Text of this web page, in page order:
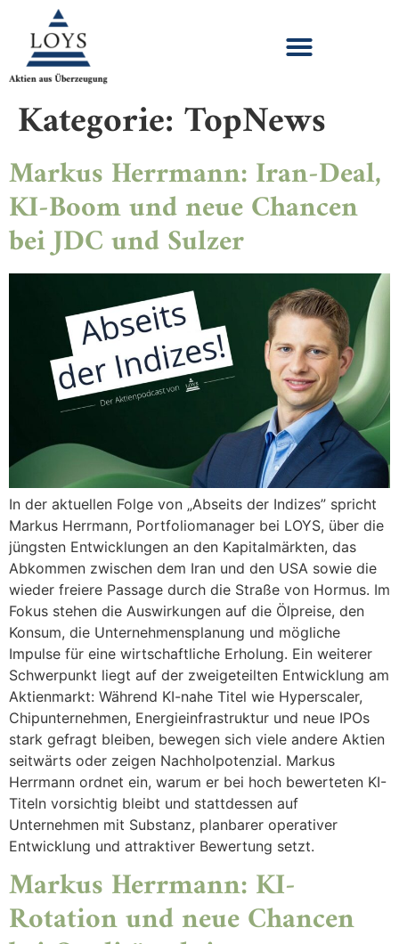
Kategorie: TopNews
Markus Herrmann: Iran-Deal,
KI-Boom und neue Chancen
bei JDC und Sulzer
In der aktuellen Folge von „Abseits der Indizes” spricht
Markus Herrmann, Portfoliomanager bei LOYS, über die
jüngsten Entwicklungen an den Kapitalmärkten, das
Abkommen zwischen dem Iran und den USA sowie die
wieder freiere Passage durch die Straße von Hormus. Im
Fokus stehen die Auswirkungen auf die Ölpreise, den
Konsum, die Unternehmensplanung und mögliche
Impulse für eine wirtschaftliche Erholung. Ein weiterer
Schwerpunkt liegt auf der zweigeteilten Entwicklung am
Aktienmarkt: Während KI-nahe Titel wie Hyperscaler,
Chipunternehmen, Energieinfrastruktur und neue IPOs
stark gefragt bleiben, bewegen sich viele andere Aktien
seitwärts oder zeigen Nachholpotenzial. Markus
Herrmann ordnet ein, warum er bei hoch bewerteten KI-
Titeln vorsichtig bleibt und stattdessen auf
Unternehmen mit Substanz, planbarer operativer
Entwicklung und attraktiver Bewertung setzt.
Markus Herrmann: KI-
Rotation und neue Chancen